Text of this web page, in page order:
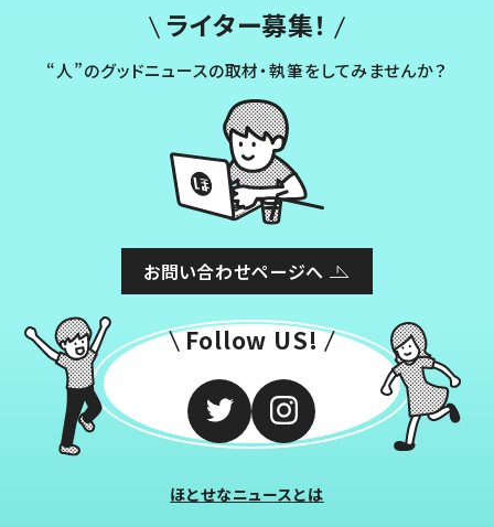
ライター募集！
“人”のグッドニュースの取材・執筆をしてみませんか？
お問い合わせページへ
Follow US!
ほとせなニュースとは